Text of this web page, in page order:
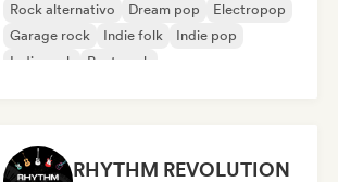
Rock alternativo Dream pop
Electropop
Garage rock
Indie folk
Indie pop
Indie rock
Post punk
RHYTHM REVOLUTION